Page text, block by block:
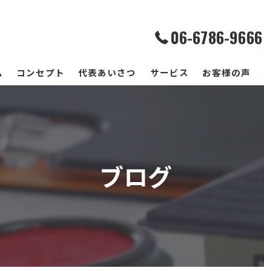
06-6786-9666
コンセプト 代表あいさつ サービス お客様の声
ブログ